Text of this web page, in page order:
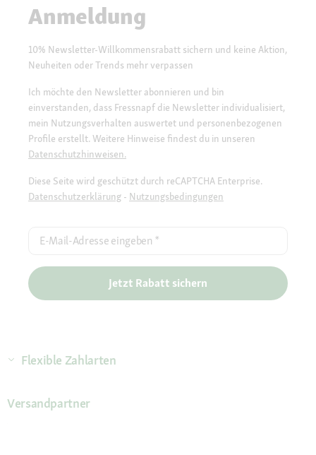
Anmeldung
10% Newsletter-Willkommensrabatt sichern und keine Aktion,
Neuheiten oder Trends mehr verpassen
Ich möchte den Newsletter abonnieren und bin
einverstanden, dass Fressnapf die Newsletter individualisiert,
mein Nutzungsverhalten auswertet und personenbezogenen
Profile erstellt. Weitere Hinweise findest du in unseren
Datenschutzhinweisen.
Diese Seite wird geschützt durch reCAPTCHA Enterprise.
Datenschutzerklärung - Nutzungsbedingungen
E-Mail-Adresse eingeben *
Jetzt Rabatt sichern
Flexible Zahlarten
Versandpartner